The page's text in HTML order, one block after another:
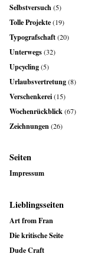
Selbstversuch(5)
Tolle Projekte(19)
Typografschaft(20)
Unterwegs(32)
Upcycling(5)
Urlaubsvertretung(8)
Verschenkerei(15)
Wochenrückblick(67)
Zeichnungen(26)
Seiten
Impressum
Lieblingsseiten
Art from Fran
Die kritische Seite
Dude Craft